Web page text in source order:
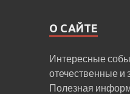
О САЙТЕ
Интересные
отечественные и
Полезная